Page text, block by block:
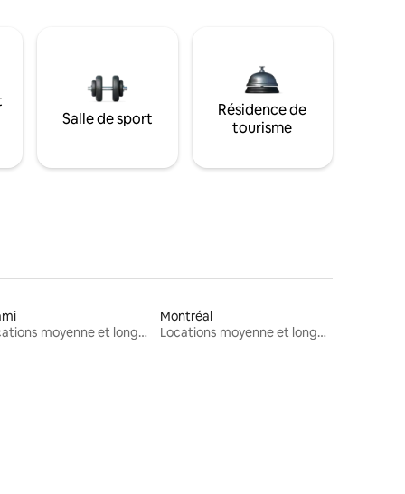
Salle de sport
Résidence de
tourisme
Locations moyenne et longue durée
Montréal
Locations moyenne et longue durée